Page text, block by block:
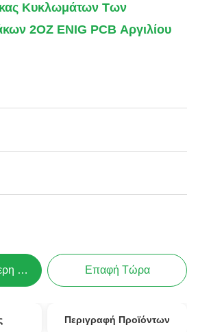
Κυκλωμάτων Των
2OZ ENIG PCB Αργιλίου
Τιμή Επαφή Τώρα
Περιγραφή Προϊόντων